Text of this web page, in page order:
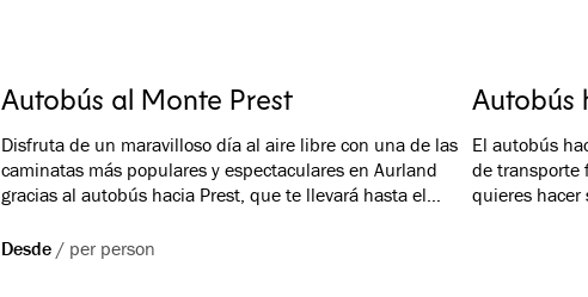
Autobús al Monte Prest
Disfruta de un maravilloso día al aire libre con una de las
caminatas más populares y espectaculares en Aurland
gracias al autobús hacia Prest, que te llevará hasta el
tomar el autobús desde Flåm o desde Aurland.
Desde / per person
Autobús
El autobús
de transporte
quieres hacer